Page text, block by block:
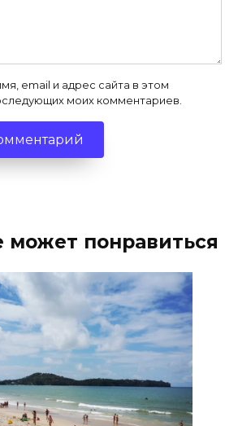
email и адрес сайта в этом
моих комментариев.
может понравиться